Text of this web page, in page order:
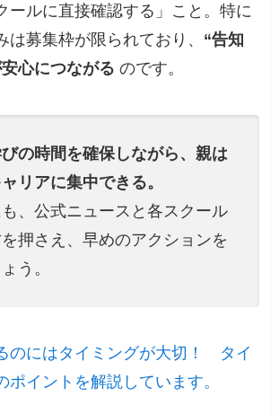
ールに直接確認する」こと。特に
は募集枠が限られており、 “告知
心につながる のです。
の時間を確保しながら、親は
リアに集中できる。
、公式ニュースと各スクール
押さえ、早めのアクションを
う。
のにはタイミングが大切！ タイ
ポイントを解説しています。